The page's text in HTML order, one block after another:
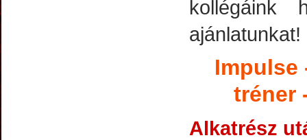
kollégáink
ajánlatunkat!
Impulse
tréner
Alkatrész